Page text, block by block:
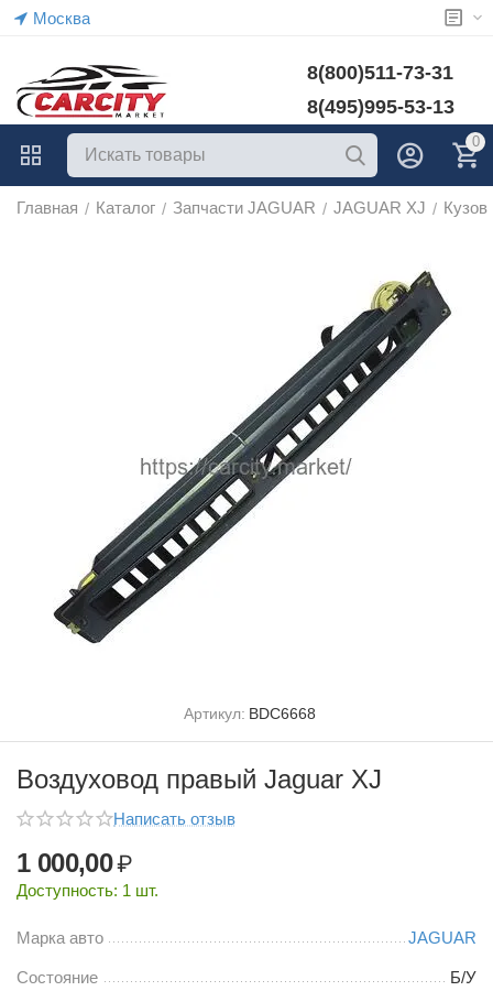
Москва
8(800)511-73-31
8(495)995-53-13
0
Главная / Каталог / Запчасти JAGUAR / JAGUAR XJ / Кузов
Артикул: BDC6668
Воздуховод правый Jaguar XJ
Написать отзыв
1 000,00₽
Доступность: 1 шт.
Марка авто JAGUAR
Состояние Б/У